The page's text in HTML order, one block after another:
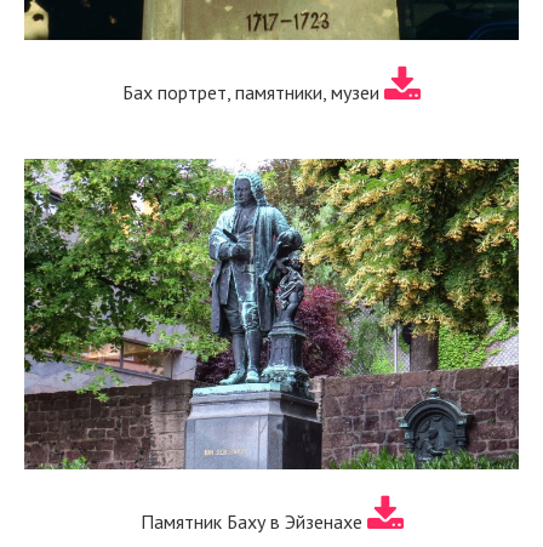
Бах портрет, памятники, музеи
Памятник Баху в Эйзенахе